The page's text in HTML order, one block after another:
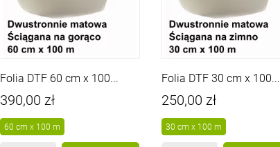
Folia DTF 60 cm x 100...
Cena
390,00 zł
60 cm x 100 m
Folia DTF 30 cm x 100...
Cena
250,00 zł
30 cm x 100 m